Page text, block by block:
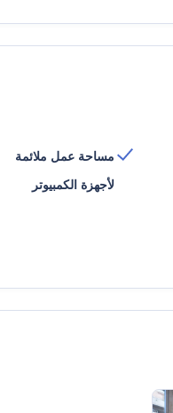
مساحة عمل ملائمة
لأجهزة الكمبيوتر